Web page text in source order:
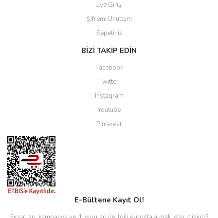
Üye Girişi
Şifremi Unuttum
Sepetiniz
BİZİ TAKİP EDİN
Facebook
Twitter
Instagram
Youtube
Pinterest
E-Bültene Kayıt Ol!